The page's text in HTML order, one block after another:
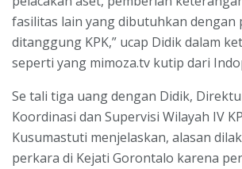
fasilitas lain yang dibutuhkan dengan
ditanggung KPK,” ucap Didik dalam
seperti yang mimoza.tv kutip dari
Se tali tiga uang dengan Didik,
Koordinasi dan Supervisi Wilayah IV
Kusumastuti menjelaskan, alasan
perkara di Kejati Gorontalo karena